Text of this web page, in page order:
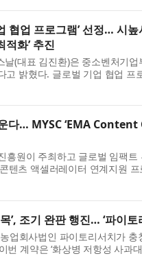
협업 프로그램’ 선정… 시
화’ 추진
(대표 김진환)은 중소벤처기
고 밝혔다. 글로벌 기업 협업
도화하고 글로...
다… MYSC ‘EMA Content
흥원이 주최하고 글로벌 임팩
텐츠 액셀러레이터 연계지원
비즈니스 성과를 창출...
’, 조기 완판 행진… ‘파이
업회사법인 파이토리서치가
계약은 ‘화상병 저항성 사과
상병은 전염성이 ...